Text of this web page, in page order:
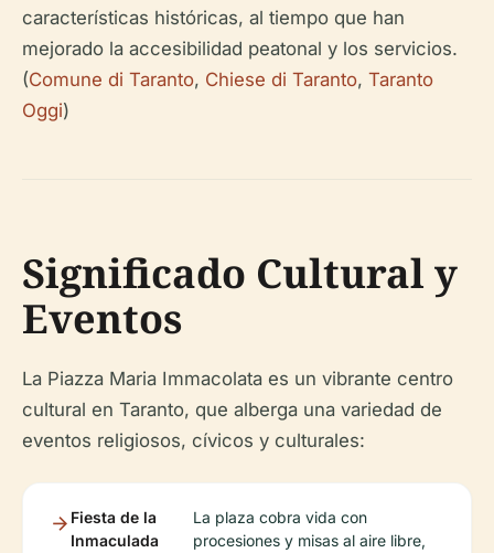
características históricas, al tiempo que han
mejorado la accesibilidad peatonal y los servicios.
(Comune di Taranto, Chiese di Taranto, Taranto
Oggi)
Significado Cultural y
Eventos
La Piazza Maria Immacolata es un vibrante centro
cultural en Taranto, que alberga una variedad de
eventos religiosos, cívicos y culturales:
Fiesta de la
Inmaculada
La plaza cobra vida con
procesiones y misas al aire libre,